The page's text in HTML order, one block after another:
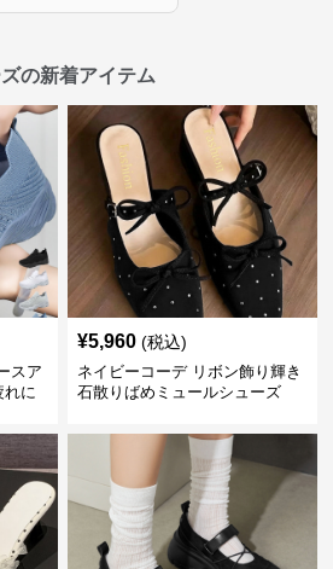
の新着アイテム
スア
れに
¥5,960 (税込)
ネイビーコーデ リボン飾り輝き
石散りばめミュールシューズ